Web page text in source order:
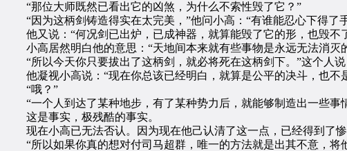
“那位大师既然已看出它的凶煞，为什么不索性毁了它？”
“因为这柄剑铸造得实在太完美，”他问小高：“有谁能忍心下得了
他又说：“何况剑已出炉，已成神器，就算能毁了它的形，也毁不
小高居然明白他的意思：“天地间本来就有些事物是永远无法消灭
“所以今天你只要拔出了这柄剑，就必将死在这柄剑下。”这个人说
他凝视小高说：“现在你总该已经明白，就算是公平的决斗，也不
“哦？”
“一个人到达了某种地步，有了某种势力后，就能够制造出一些事
这是事实，极残酷的事实。
现在小高已无法否认。因为现在他己认清了这一点，已经得到了惨
“所以如果你真的想对付司马超群，唯一的方法就是出其不意，将